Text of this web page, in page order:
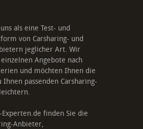
als eine Test- und
von Carsharing- und
jeglicher Art. Wir
Angebote nach
und möchten Ihnen die
Ihnen passenden Carsharing-
Experten.de finden Sie die
Anbieter,